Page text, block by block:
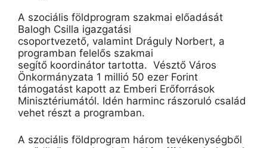
A szociális földprogram szakmai előadását
Balogh Csilla igazgatási
csoportvezető, valamint Dráguly Norbert, a
programban felelős szakmai
segítő koordinátor tartotta. Vésztő Város
Önkormányzata 1 millió 50 ezer Forint
támogatást kapott az Emberi Erőforrások
Minisztériumától. Idén harminc rászoruló család
vehet részt a programban.
A szociális földprogram három tevékenységből